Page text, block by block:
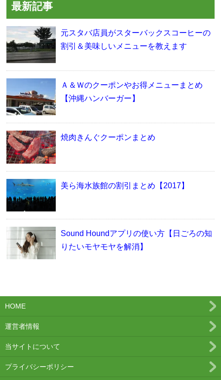
最新記事
元スタバ店員がスターバックスコーヒーの
割引＆美味しいメニューを教えます
Ａ＆Ｗのクーポンやお得メニューまとめ
【沖縄ハンバーガー】
焼肉きんぐクーポンまとめ
美ら海水族館の割引まとめ【2017】
Sound Houndアプリの使い方【日ごろの知
りたいモヤモヤを解消】
HOME
運営者情報
当サイトについて
プライバシーポリシー